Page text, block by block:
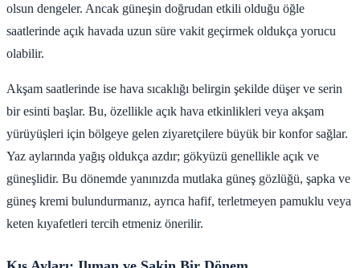
olsun dengeler. Ancak güneşin doğrudan etkili olduğu öğle
saatlerinde açık havada uzun süre vakit geçirmek oldukça yorucu
olabilir.
Akşam saatlerinde ise hava sıcaklığı belirgin şekilde düşer ve serin
bir esinti başlar. Bu, özellikle açık hava etkinlikleri veya akşam
yürüyüşleri için bölgeye gelen ziyaretçilere büyük bir konfor sağlar.
Yaz aylarında yağış oldukça azdır; gökyüzü genellikle açık ve
güneşlidir. Bu dönemde yanınızda mutlaka güneş gözlüğü, şapka ve
güneş kremi bulundurmanız, ayrıca hafif, terletmeyen pamuklu veya
keten kıyafetleri tercih etmeniz önerilir.